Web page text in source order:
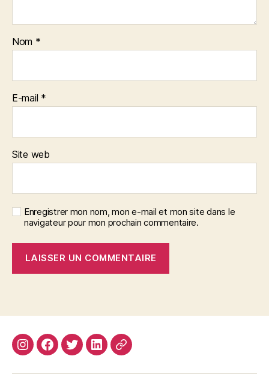
Nom *
E-mail *
Site web
Enregistrer mon nom, mon e-mail et mon site dans le
navigateur pour mon prochain commentaire.
InstagramFacebook
TwitterLinkedin
Site